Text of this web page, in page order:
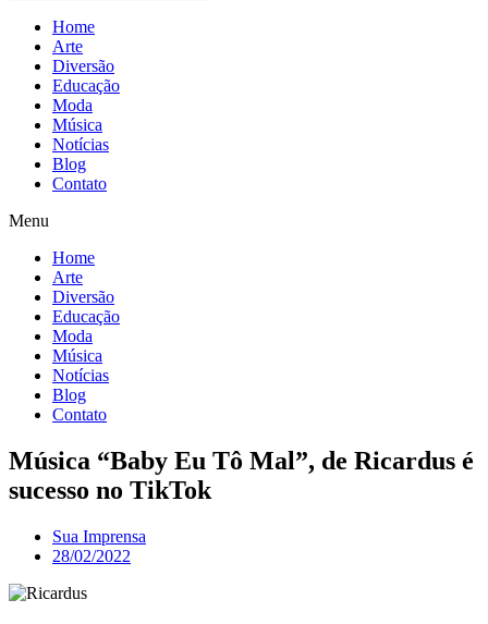
Home
Arte
Diversão
Educação
Moda
Música
Notícias
Blog
Contato
Menu
Home
Arte
Diversão
Educação
Moda
Música
Notícias
Blog
Contato
Música “Baby Eu Tô Mal”, de Ricardus é
sucesso no TikTok
Sua Imprensa
28/02/2022